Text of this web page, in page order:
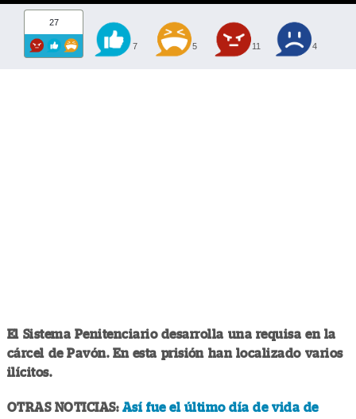
27
7 5 11 4
El Sistema Penitenciario desarrolla una requisa en la
cárcel de Pavón. En esta prisión han localizado varios
ilícitos.
OTRAS NOTICIAS: Así fue el último día de vida de